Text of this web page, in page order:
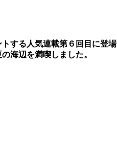
する人気連載第６回目に登
海辺を満喫しました。